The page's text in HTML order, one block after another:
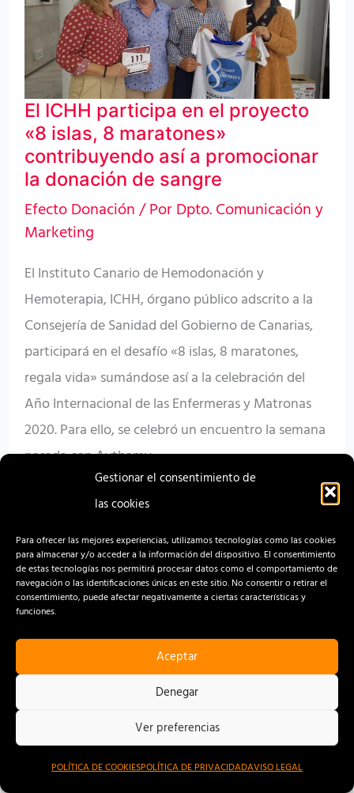
Gestionar el consentimiento de
las cookies
Para ofrecer las mejores experiencias, utilizamos tecnologías como las cookies
para almacenar y/o acceder a la información del dispositivo. El consentimiento
de estas tecnologías nos permitirá procesar datos como el comportamiento de
navegación o las identificaciones únicas en este sitio. No consentir o retirar el
consentimiento, puede afectar negativamente a ciertas características y
funciones.
Aceptar
Denegar
Ver preferencias
POLÍTICA DE COOKIESPOLÍTICA DE PRIVACIDADAVISO LEGAL
El ICHH participa en el proyecto
«8 islas, 8 maratones»
contribuyendo así a promocionar
la donación de sangre
Efecto Donación/ PorDpto. Comunicación y
Marketing
El Instituto Canario de Hemodonación y
Hemoterapia, ICHH, órgano público adscrito a la
Consejería de Sanidad del Gobierno de Canarias,
participará en el desafío «8 islas, 8 maratones,
regala vida» sumándose así a la celebración del
Año Internacional de las Enfermeras y Matronas
2020. Para ello, se celebró un encuentro la semana
pasada con Aythamy
participa
proyecto
«8
islas,
8
maratones»
contribuyendo
a
promocionar
la
donación
de
sangre
El
ICHH
acerca
sangre